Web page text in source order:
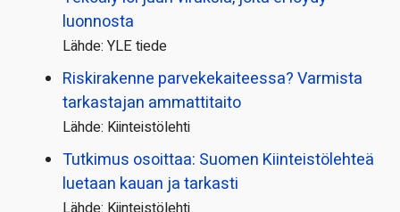
luonnosta
Lähde: YLE tiede
Riskirakenne parvekekaiteessa? Varmista
tarkastajan ammattitaito
Lähde: Kiinteistölehti
Tutkimus osoittaa: Suomen Kiinteistölehteä
luetaan kauan ja tarkasti